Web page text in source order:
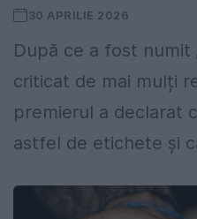
30 APRILIE 2026
După ce a fost numit
criticat de mai mulți
premierul a declarat
astfel de etichete și